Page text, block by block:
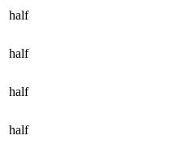
half
half
half
half